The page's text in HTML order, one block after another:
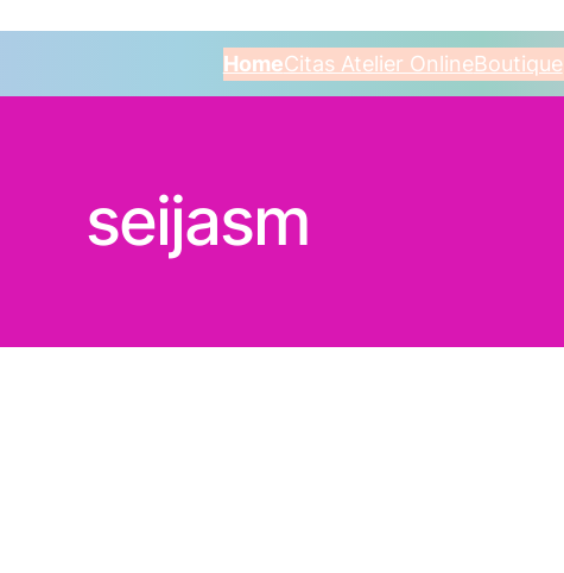
HomeCitas Atelier OnlineBoutique
seijasm